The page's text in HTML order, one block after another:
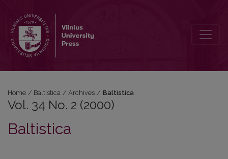
Home / Baltistica / Archives / Baltistica
Vol. 34 No. 2 (2000)
Baltistica